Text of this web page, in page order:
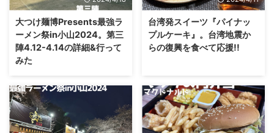
大つけ麺博Presents最強ラ
ーメン祭in小山2024。第三
陣4.12-4.14の詳細&行って
みた
台湾発スイーツ『パイナッ
プルケーキ』。台湾地震か
らの復興を食べて応援!!